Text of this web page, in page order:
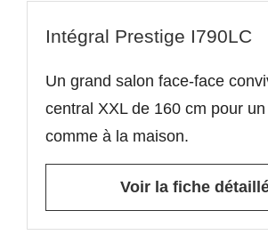
Intégral Prestige I790LC
Un grand salon face-face
central XXL de 160 cm pour
comme à la maison.
Voir la fiche